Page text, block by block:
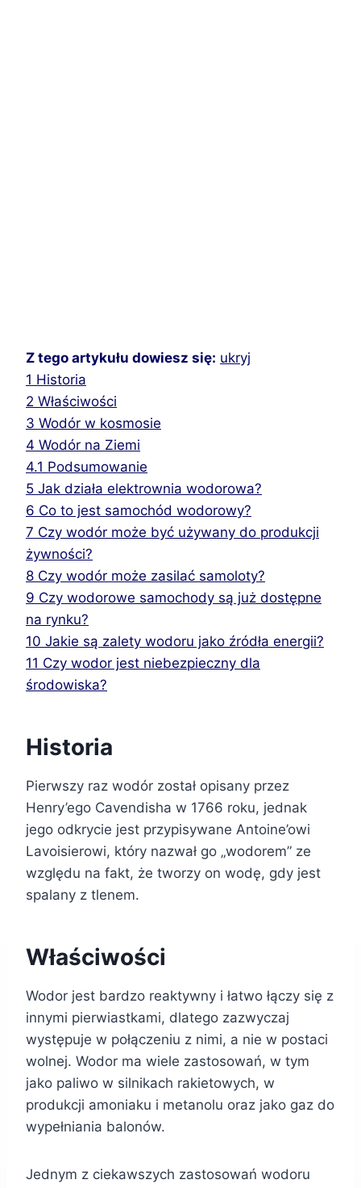
Z tego artykułu dowiesz się: ukryj
1 Historia
2 Właściwości
3 Wodór w kosmosie
4 Wodór na Ziemi
4.1 Podsumowanie
5 Jak działa elektrownia wodorowa?
6 Co to jest samochód wodorowy?
7 Czy wodór może być używany do produkcji
żywności?
8 Czy wodór może zasilać samoloty?
9 Czy wodorowe samochody są już dostępne
na rynku?
10 Jakie są zalety wodoru jako źródła energii?
11 Czy wodor jest niebezpieczny dla
środowiska?
Historia
Pierwszy raz wodór został opisany przez
Henry’ego Cavendisha w 1766 roku, jednak
jego odkrycie jest przypisywane Antoine’owi
Lavoisierowi, który nazwał go „wodorem” ze
względu na fakt, że tworzy on wodę, gdy jest
spalany z tlenem.
Właściwości
Wodor jest bardzo reaktywny i łatwo łączy się z
innymi pierwiastkami, dlatego zazwyczaj
występuje w połączeniu z nimi, a nie w postaci
wolnej. Wodor ma wiele zastosowań, w tym
jako paliwo w silnikach rakietowych, w
produkcji amoniaku i metanolu oraz jako gaz do
wypełniania balonów.
Jednym z ciekawszych zastosowań wodoru